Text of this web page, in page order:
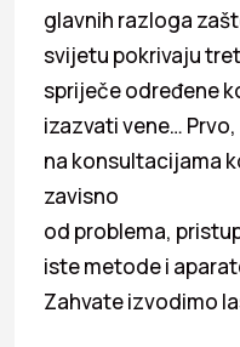
glavnih razloga
svijetu pokrivaju
spriječe određene
izazvati vene…
na konsultacijama
zavisno
od problema,
iste metode i
Zahvate izvodimo